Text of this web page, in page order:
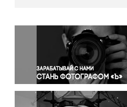
Окружающая среда
Политика
Правосудие
Происшествия и конфликты
Религия
Светская жизнь
Спорт